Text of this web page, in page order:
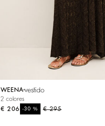
WEENA vestido
2 colores
€ 295
-30 %
€ 206